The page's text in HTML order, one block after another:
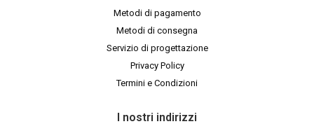
Metodi di pagamento
Metodi di consegna
Servizio di progettazione
Privacy Policy
Termini e Condizioni
I nostri indirizzi